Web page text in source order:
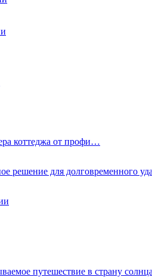
коттеджа от профи…
решение для долговременного
путешествие в страну